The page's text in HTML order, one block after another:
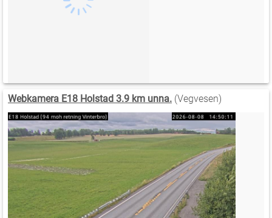
Webkamera E18 Holstad 3.9 km unna. (Vegvesen)